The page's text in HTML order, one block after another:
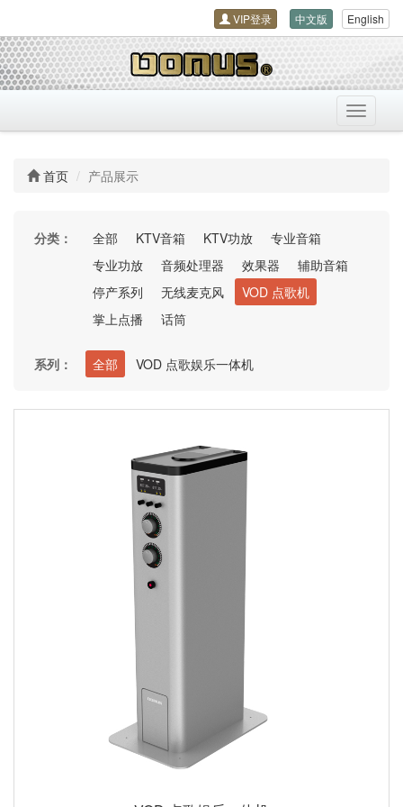
VIP登录 中文版 English
导
航
首页 产品展示
分类： 全部 KTV音箱 KTV功放
专业音箱
专业功放
音频处理器 效果器
辅助音箱
停产系列
无线麦克风
VOD 点歌机
掌上点播
话筒
系列： 全部 VOD 点歌娱乐一体机